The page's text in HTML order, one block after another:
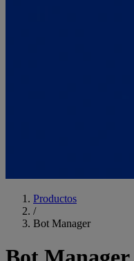
Productos
/
Bot Manager